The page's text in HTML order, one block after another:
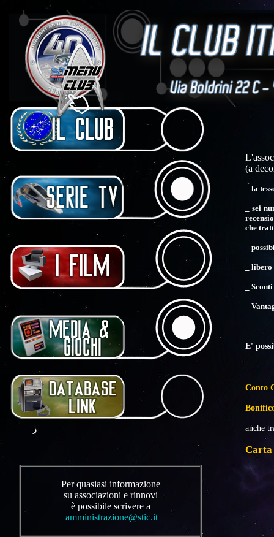
(a
_ la
_ sei
che
_
_
_
_
E'
Conto
anche
Carta
Per quasiasi informazione
su associazioni e rinnovi
è possibile scrivere a
amministrazione@stic.it